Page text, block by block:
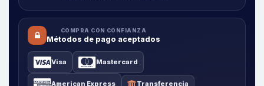
COMPRA CON CONFIANZA
Métodos de pago aceptados
Visa Mastercard
American Express Transferencia